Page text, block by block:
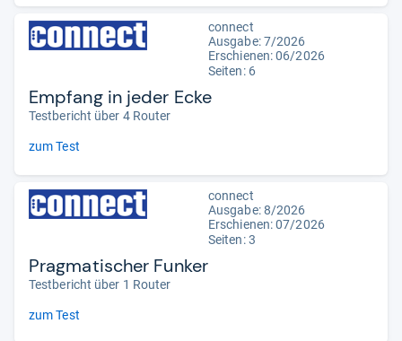
connect
Ausgabe: 7/2026
Erschienen:06/2026
Seiten: 6
Empfang in jeder Ecke
Testbericht über 4 Router
zum Test
connect
Ausgabe: 8/2026
Erschienen:07/2026
Seiten: 3
Pragmatischer Funker
Testbericht über 1 Router
zum Test